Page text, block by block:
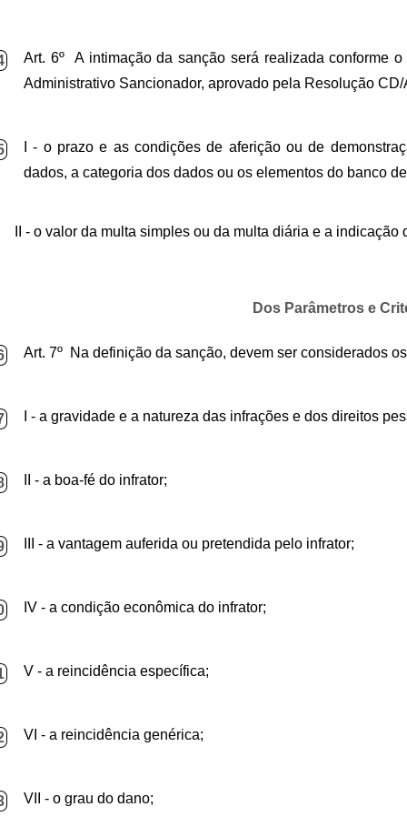
Art. 6º A intimação da sanção será realizada conforme
Administrativo Sancionador, aprovado pela Resolução
I - o prazo e as condições de aferição ou de
dados, a categoria dos dados ou os elementos do banco
II - o valor da multa simples ou da multa diária e a
Dos Parâmetros e
Art. 7º Na definição da sanção, devem ser considerados
I - a gravidade e a natureza das infrações e dos direitos
II - a boa-fé do infrator;
III - a vantagem auferida ou pretendida pelo infrator;
IV - a condição econômica do infrator;
V - a reincidência específica;
VI - a reincidência genérica;
VII - o grau do dano;